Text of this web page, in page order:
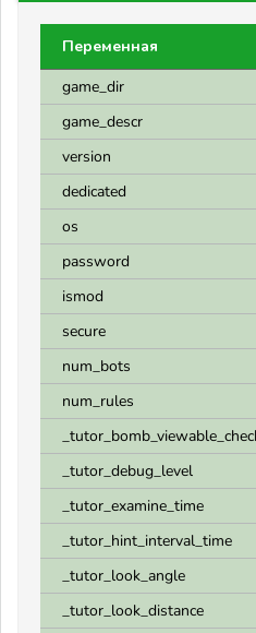
Переменная
game_dir
game_descr
version
dedicated
os
password
ismod
secure
num_bots
num_rules
_tutor_debug_level
_tutor_examine_time
_tutor_hint_interval_time
_tutor_look_angle
_tutor_look_distance